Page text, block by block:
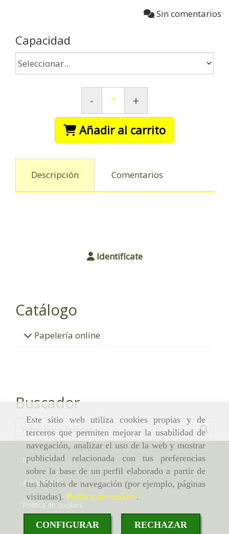
Este sitio web utiliza cookies propias y de
terceros que permiten mejorar la usabilidad de
navegación, analizar el uso de la web y mostrar
publicidad relacionada con tus preferencias
sobre la base de un perfil elaborado a partir de
tus hábitos de navegación (por ejemplo, páginas
visitadas). Política de cookies.
CONFIGURAR RECHAZAR
Sin comentarios
Capacidad
-
+
Añadir al carrito
Descripción Comentarios
Identifícate
Catálogo
Papelería online
Buscador
Inicio
Aviso legal
Política de cookies
Política de privacidad